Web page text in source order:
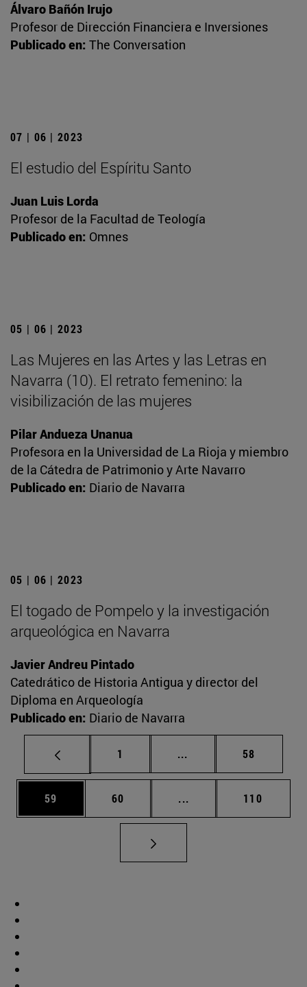
Álvaro Bañón Irujo
Profesor de Dirección Financiera e Inversiones
Publicado en: The Conversation
07 | 06 | 2023
El estudio del Espíritu Santo
Juan Luis Lorda
Profesor de la Facultad de Teología
Publicado en: Omnes
05 | 06 | 2023
Las Mujeres en las Artes y las Letras en
Navarra (10). El retrato femenino: la
visibilización de las mujeres
Pilar Andueza Unanua
Profesora en la Universidad de La Rioja y miembro
de la Cátedra de Patrimonio y Arte Navarro
Publicado en: Diario de Navarra
05 | 06 | 2023
El togado de Pompelo y la investigación
arqueológica en Navarra
Javier Andreu Pintado
Catedrático de Historia Antigua y director del
Diploma en Arqueología
Publicado en: Diario de Navarra
Página
1 ... Páginas intermedias
Página
58
Página
59 Página
60 ... Páginas intermedias
Página
110